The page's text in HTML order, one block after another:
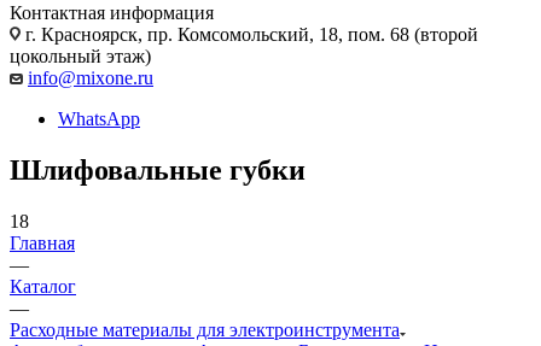
Контактная информация
г. Красноярск, пр. Комсомольский, 18, пом. 68 (второй
цокольный этаж)
info@mixone.ru
WhatsApp
Шлифовальные губки
18
Главная
—
Каталог
—
Расходные материалы для электроинструмента